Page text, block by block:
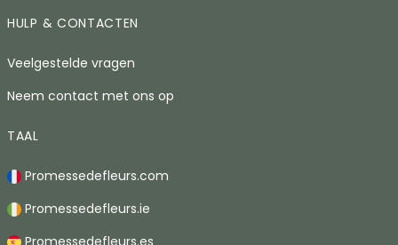
HULP & CONTACTEN
Veelgestelde vragen
Neem contact met ons op
TAAL
Promessedefleurs.com
Promessedefleurs.ie
Promessedefleurs.es